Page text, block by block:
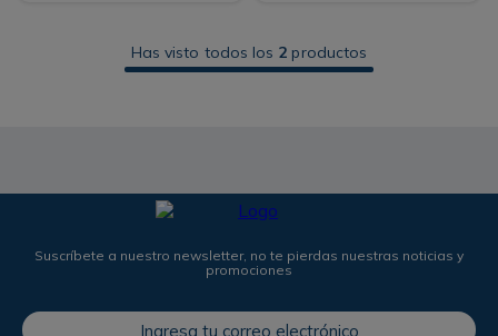
Has visto todos los 2 productos
Suscríbete a nuestro newsletter, no te pierdas nuestras noticias y
promociones